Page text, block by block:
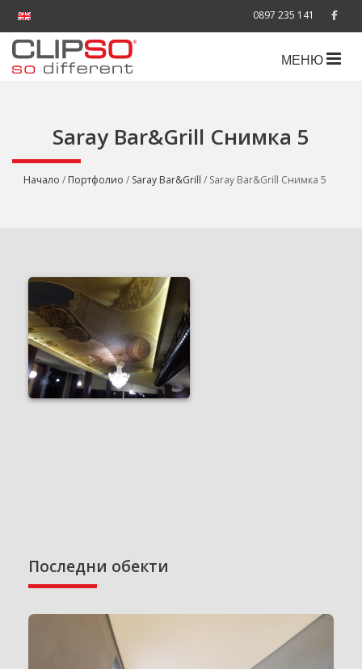
0897 235 141
МЕНЮ
Saray Bar&Grill Снимка 5
Начало / Портфолио / Saray Bar&Grill / Saray Bar&Grill Снимка 5
Последни обекти